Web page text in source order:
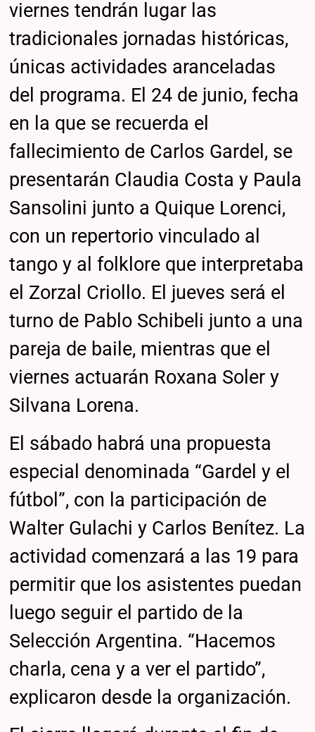
viernes tendrán lugar las
tradicionales jornadas históricas,
únicas actividades aranceladas
del programa. El 24 de junio, fecha
en la que se recuerda el
fallecimiento de Carlos Gardel, se
presentarán Claudia Costa y Paula
Sansolini junto a Quique Lorenci,
con un repertorio vinculado al
tango y al folklore que interpretaba
el Zorzal Criollo. El jueves será el
turno de Pablo Schibeli junto a una
pareja de baile, mientras que el
viernes actuarán Roxana Soler y
Silvana Lorena.
El sábado habrá una propuesta
especial denominada “Gardel y el
fútbol”, con la participación de
Walter Gulachi y Carlos Benítez. La
actividad comenzará a las 19 para
permitir que los asistentes puedan
luego seguir el partido de la
Selección Argentina. “Hacemos
charla, cena y a ver el partido”,
explicaron desde la organización.